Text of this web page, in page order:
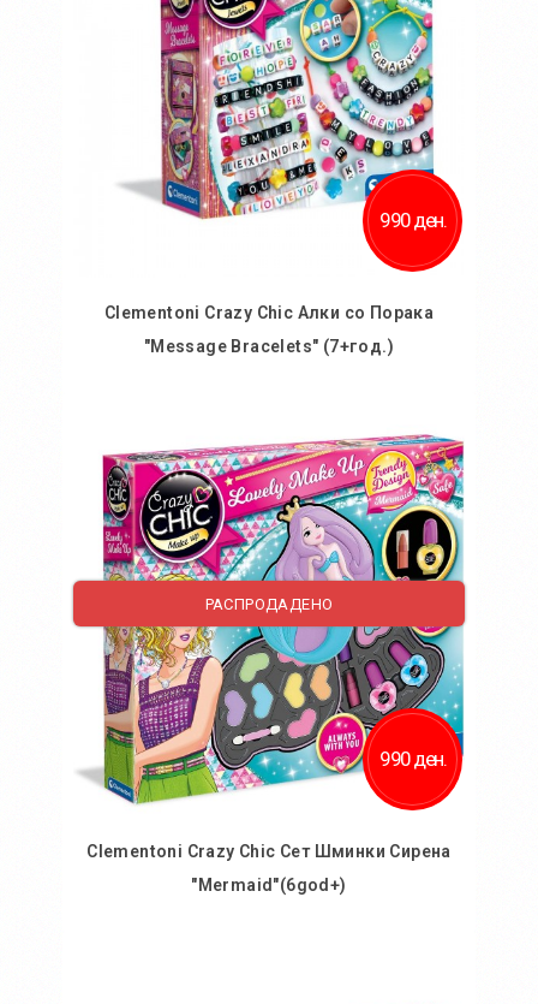
990 ден.
Clementoni Crazy Chic Алки со Порака
"Message Bracelets" (7+год.)
Додај во желби
Додај за споредба
РАСПРОДАДЕНО
990 ден.
Clementoni Crazy Chic Сет Шминки Сирена
"Mermaid"(6god+)